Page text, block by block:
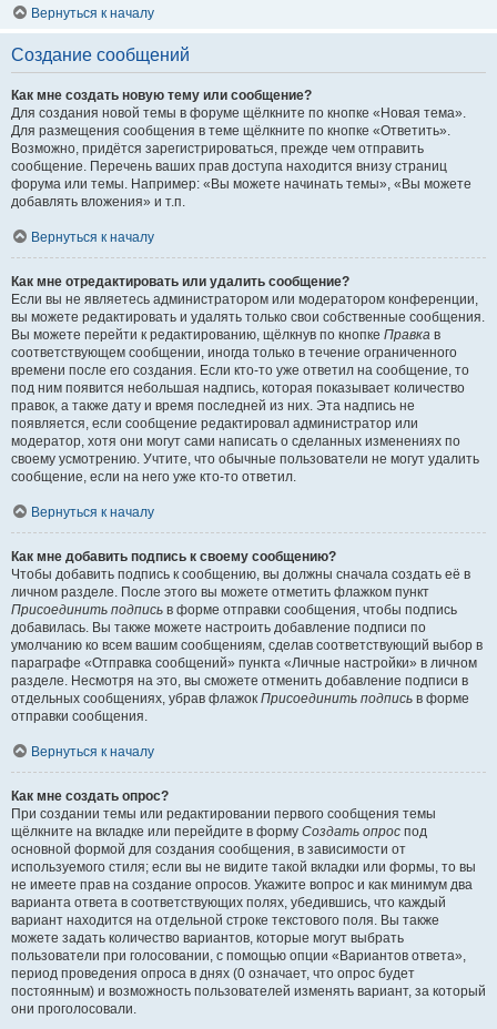
Вернуться к началу
Создание сообщений
Как мне создать новую тему или сообщение?
Для создания новой темы в форуме щёлкните по кнопке «Новая тема».
Для размещения сообщения в теме щёлкните по кнопке «Ответить».
Возможно, придётся зарегистрироваться, прежде чем отправить
сообщение. Перечень ваших прав доступа находится внизу страниц
форума или темы. Например: «Вы можете начинать темы», «Вы можете
добавлять вложения» и т.п.
Вернуться к началу
Как мне отредактировать или удалить сообщение?
Если вы не являетесь администратором или модератором конференции,
вы можете редактировать и удалять только свои собственные сообщения.
Вы можете перейти к редактированию, щёлкнув по кнопке Правка в
соответствующем сообщении, иногда только в течение ограниченного
времени после его создания. Если кто-то уже ответил на сообщение, то
под ним появится небольшая надпись, которая показывает количество
правок, а также дату и время последней из них. Эта надпись не
появляется, если сообщение редактировал администратор или
модератор, хотя они могут сами написать о сделанных изменениях по
своему усмотрению. Учтите, что обычные пользователи не могут удалить
сообщение, если на него уже кто-то ответил.
Вернуться к началу
Как мне добавить подпись к своему сообщению?
Чтобы добавить подпись к сообщению, вы должны сначала создать её в
личном разделе. После этого вы можете отметить флажком пункт
Присоединить подпись в форме отправки сообщения, чтобы подпись
добавилась. Вы также можете настроить добавление подписи по
умолчанию ко всем вашим сообщениям, сделав соответствующий выбор в
параграфе «Отправка сообщений» пункта «Личные настройки» в личном
разделе. Несмотря на это, вы сможете отменить добавление подписи в
отдельных сообщениях, убрав флажок Присоединить подпись в форме
отправки сообщения.
Вернуться к началу
Как мне создать опрос?
При создании темы или редактировании первого сообщения темы
щёлкните на вкладке или перейдите в форму Создать опрос под
основной формой для создания сообщения, в зависимости от
используемого стиля; если вы не видите такой вкладки или формы, то вы
не имеете прав на создание опросов. Укажите вопрос и как минимум два
варианта ответа в соответствующих полях, убедившись, что каждый
вариант находится на отдельной строке текстового поля. Вы также
можете задать количество вариантов, которые могут выбрать
пользователи при голосовании, с помощью опции «Вариантов ответа»,
период проведения опроса в днях (0 означает, что опрос будет
постоянным) и возможность пользователей изменять вариант, за который
они проголосовали.